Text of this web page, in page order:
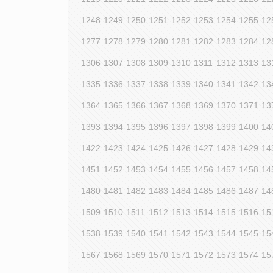
1248 1249 1250 1251 1252 1253 1254 1255
1277 1278 1279 1280 1281 1282 1283 1284
1306 1307 1308 1309 1310 1311 1312 1313
1335 1336 1337 1338 1339 1340 1341 1342
1364 1365 1366 1367 1368 1369 1370 1371
1393 1394 1395 1396 1397 1398 1399 1400
1422 1423 1424 1425 1426 1427 1428 1429
1451 1452 1453 1454 1455 1456 1457 1458
1480 1481 1482 1483 1484 1485 1486 1487
1509 1510 1511 1512 1513 1514 1515 1516
1538 1539 1540 1541 1542 1543 1544 1545
1567 1568 1569 1570 1571 1572 1573 1574